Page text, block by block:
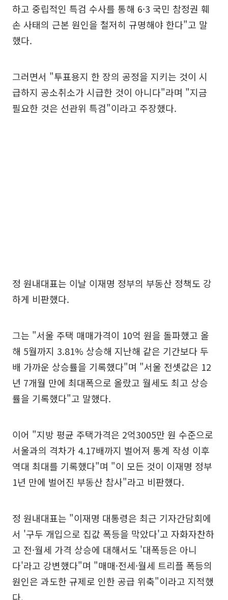
하고 중립적인 특검 수사를 통해 6·3 국민 참정권 훼
손 사태의 근본 원인을 철저히 규명해야 한다"고 말
했다.
그러면서 "투표용지 한 장의 공정을 지키는 것이 시
급하지 공소취소가 시급한 것이 아니다"라며 "지금
필요한 것은 선관위 특검"이라고 주장했다.
정 원내대표는 이날 이재명 정부의 부동산 정책도 강
하게 비판했다.
그는 "서울 주택 매매가격이 10억 원을 돌파했고 올
해 5월까지 3.81% 상승해 지난해 같은 기간보다 두
배 가까운 상승률을 기록했다"며 "서울 전셋값은 12
년 7개월 만에 최대폭으로 올랐고 월세도 최고 상승
률을 기록했다"고 말했다.
이어 "지방 평균 주택가격은 2억3005만 원 수준으로
서울과의 격차가 4.17배까지 벌어져 통계 작성 이후
역대 최대를 기록했다"며 "이 모든 것이 이재명 정부
1년 만에 벌어진 부동산 참사"라고 비판했다.
정 원내대표는 "이재명 대통령은 최근 기자간담회에
서 '구두 개입으로 집값 폭등을 막았다'고 자화자찬하
고 전·월세 가격 상승에 대해서도 '대폭등은 아니
다'라고 강변했다"며 "매매·전세·월세 트리플 폭등의
원인은 과도한 규제로 인한 공급 위축"이라고 지적했
다.